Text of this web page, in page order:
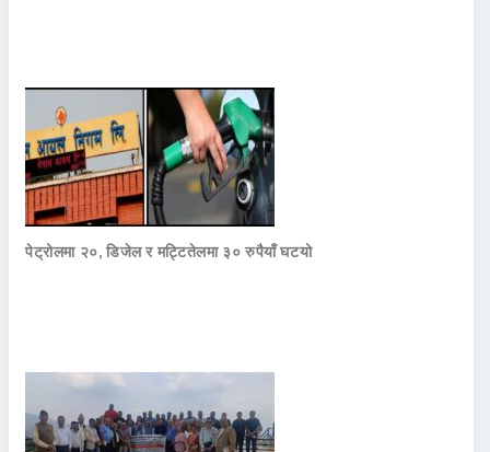
पेट्रोलमा २०, डिजेल र मट्टितेलमा ३० रुपैयाँ घटयो